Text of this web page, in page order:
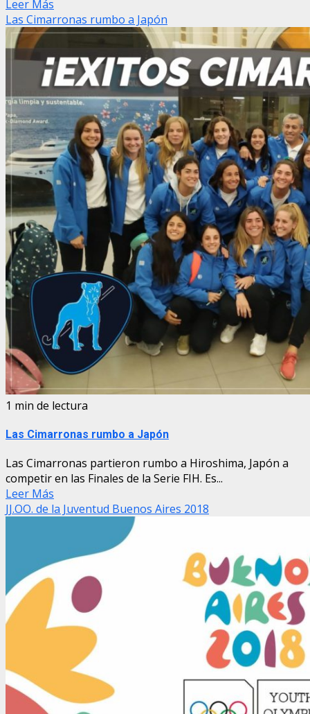
Leer Más
Las Cimarronas rumbo a Japón
1 min de lectura
Las Cimarronas rumbo a Japón
Las Cimarronas partieron rumbo a Hiroshima, Japón a
competir en las Finales de la Serie FIH. Es...
Leer Más
JJ.OO. de la Juventud Buenos Aires 2018